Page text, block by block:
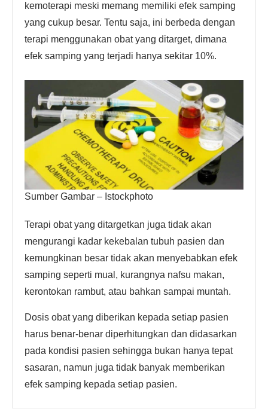
kemoterapi meski memang memiliki efek samping
yang cukup besar. Tentu saja, ini berbeda dengan
terapi menggunakan obat yang ditarget, dimana
efek samping yang terjadi hanya sekitar 10%.
Sumber Gambar – Istockphoto
Terapi obat yang ditargetkan juga tidak akan
mengurangi kadar kekebalan tubuh pasien dan
kemungkinan besar tidak akan menyebabkan efek
samping seperti mual, kurangnya nafsu makan,
kerontokan rambut, atau bahkan sampai muntah.
Dosis obat yang diberikan kepada setiap pasien
harus benar-benar diperhitungkan dan didasarkan
pada kondisi pasien sehingga bukan hanya tepat
sasaran, namun juga tidak banyak memberikan
efek samping kepada setiap pasien.